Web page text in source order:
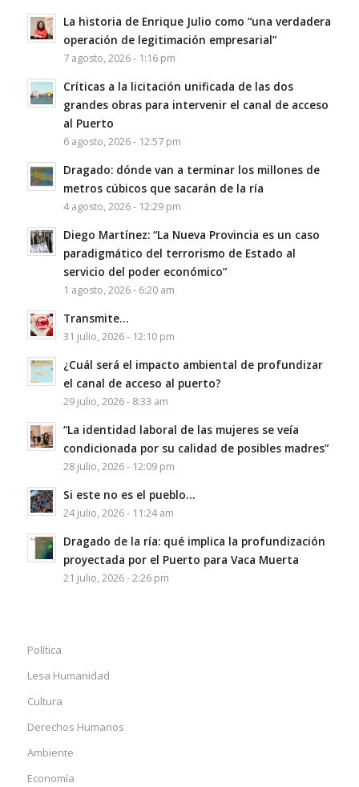
La historia de Enrique Julio como “una verdadera
operación de legitimación empresarial”
7 agosto, 2026 - 1:16 pm
Críticas a la licitación unificada de las dos
grandes obras para intervenir el canal de acceso
al Puerto
6 agosto, 2026 - 12:57 pm
Dragado: dónde van a terminar los millones de
metros cúbicos que sacarán de la ría
4 agosto, 2026 - 12:29 pm
Diego Martínez: “La Nueva Provincia es un caso
paradigmático del terrorismo de Estado al
servicio del poder económico”
1 agosto, 2026 - 6:20 am
Transmite…
31 julio, 2026 - 12:10 pm
¿Cuál será el impacto ambiental de profundizar
el canal de acceso al puerto?
29 julio, 2026 - 8:33 am
“La identidad laboral de las mujeres se veía
condicionada por su calidad de posibles madres”
28 julio, 2026 - 12:09 pm
Si este no es el pueblo…
24 julio, 2026 - 11:24 am
Dragado de la ría: qué implica la profundización
proyectada por el Puerto para Vaca Muerta
21 julio, 2026 - 2:26 pm
Política
Lesa Humanidad
Cultura
Derechos Humanos
Ambiente
Economía